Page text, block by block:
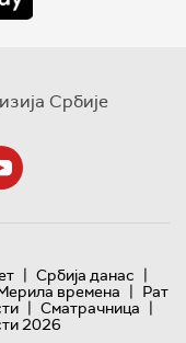
Србије
| Србија данас |
времена | Рат
| Сматрачница |
2026